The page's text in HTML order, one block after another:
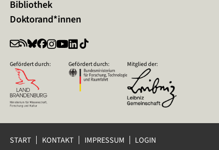
Bibliothek
Doktorand*innen
Gefördert durch: Gefördert durch: Mitglied der:
START KONTAKT IMPRESSUM
LOGIN